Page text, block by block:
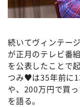
続いてヴィンテー
が正月のテレビ番
を公表したことで
つみ♥は35年前に
や、200万円で買
を語る。